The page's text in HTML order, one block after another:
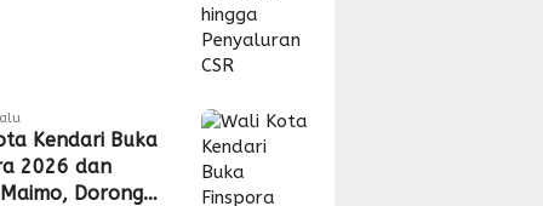
Kendari Buka
2026 dan
Dorong